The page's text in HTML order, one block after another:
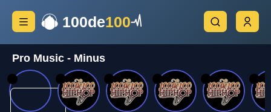
100de100
Pro Music - Minus